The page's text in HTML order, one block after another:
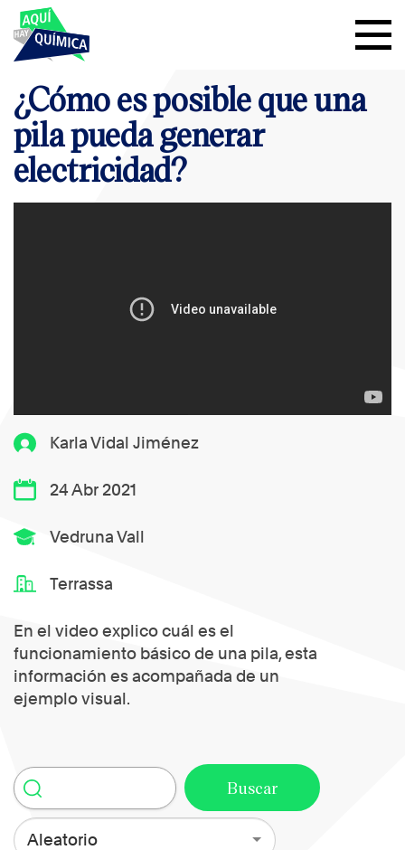
Karla Vidal Jiménez
24 Abr 2021
Vedruna Vall
Terrassa
En el video explico cuál es el
funcionamiento básico de una pila, esta
información es acompañada de un
ejemplo visual.
¿Cómo es posible que una
pila pueda generar
electricidad?
Aleatorio